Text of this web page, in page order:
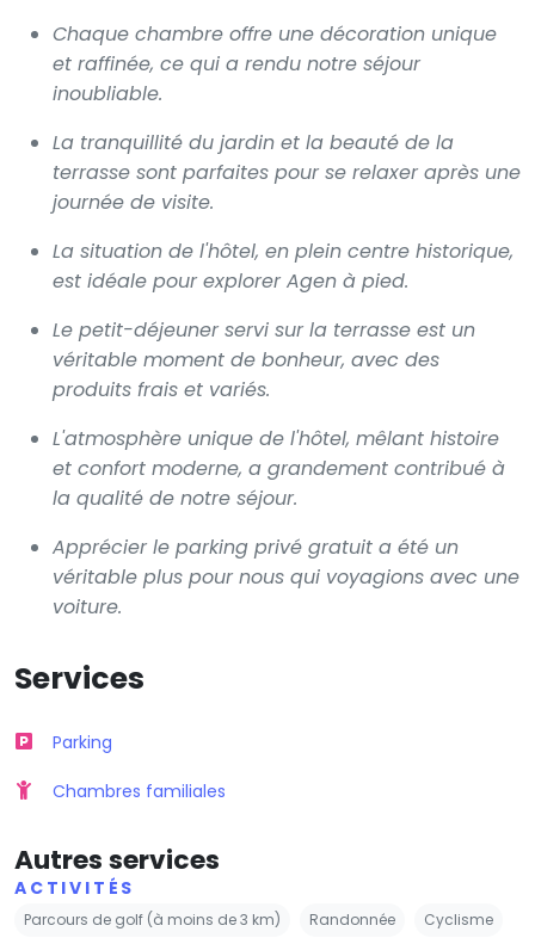
Chaque chambre offre une décoration unique
et raffinée, ce qui a rendu notre séjour
inoubliable.
La tranquillité du jardin et la beauté de la
terrasse sont parfaites pour se relaxer après une
journée de visite.
La situation de l'hôtel, en plein centre historique,
est idéale pour explorer Agen à pied.
Le petit-déjeuner servi sur la terrasse est un
véritable moment de bonheur, avec des
produits frais et variés.
L'atmosphère unique de l'hôtel, mêlant histoire
et confort moderne, a grandement contribué à
la qualité de notre séjour.
Apprécier le parking privé gratuit a été un
véritable plus pour nous qui voyagions avec une
voiture.
Services
Parking
Chambres familiales
Autres services
ACTIVITÉS
Parcours de golf (à moins de 3 km) Randonnée Cyclisme